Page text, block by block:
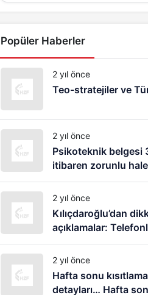
Popüler Haberler
2 yıl önce
Teo-stratejiler ve
2 yıl önce
Psikoteknik belgesi
itibaren zorunlu
1083 lira cezası var
2 yıl önce
Kılıçdaroğlu’dan
açıklamalar:
dinlendiğini, takip
biliyorum
2 yıl önce
Hafta sonu
detayları… Hafta